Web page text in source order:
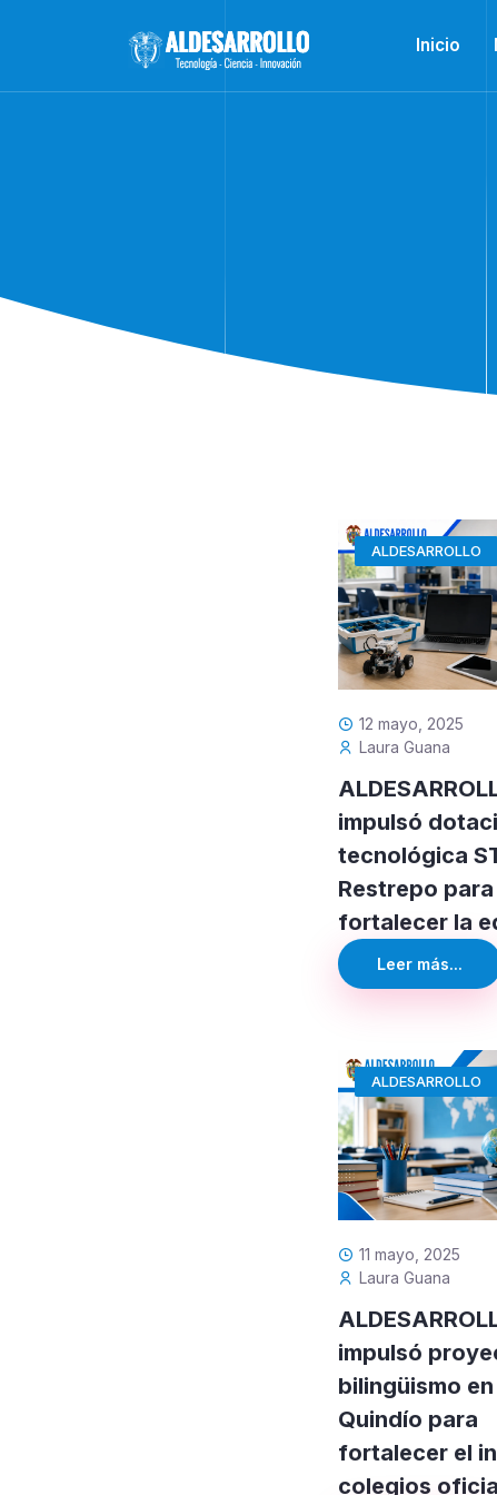
Inicio
ALDESARROLLO
12 mayo, 2025
Laura Guana
impulsó
tecnológica
Restrepo para
fortalecer la
Leer más...
ALDESARROLLO
11 mayo, 2025
Laura Guana
impulsó
bilingüismo en
Quindío para
fortalecer el
colegios